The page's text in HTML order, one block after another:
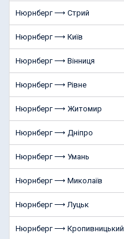
Нюрнберг ⟶ Стрий
Нюрнберг ⟶ Київ
Нюрнберг ⟶ Вінниця
Нюрнберг ⟶ Рівне
Нюрнберг ⟶ Житомир
Нюрнберг ⟶ Дніпро
Нюрнберг ⟶ Умань
Нюрнберг ⟶ Миколаїв
Нюрнберг ⟶ Луцьк
Нюрнберг ⟶ Кропивницький